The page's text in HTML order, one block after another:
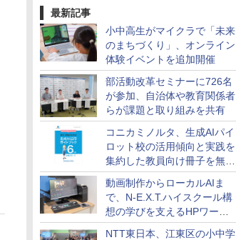
最新記事
小中高生がマイクラで「未来
のまちづくり」、オンライン
体験イベントを追加開催
部活動改革セミナーに726名
が参加、自治体や教育関係者
らが課題と取り組みを共有
コニカミノルタ、生成AIパイ
ロット校の活用傾向と実践を
集約した教員向け冊子を無料
公開
動画制作からローカルAIま
で、N-E.X.T.ハイスクール構
想の学びを支えるHPワーク
ステーション
NTT東日本、江東区の小中学